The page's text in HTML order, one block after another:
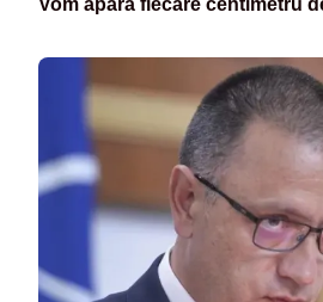
Vom apăra fiecare centimetru